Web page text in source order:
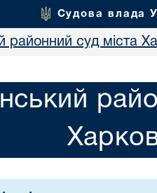
Судова влада
районний суд міста